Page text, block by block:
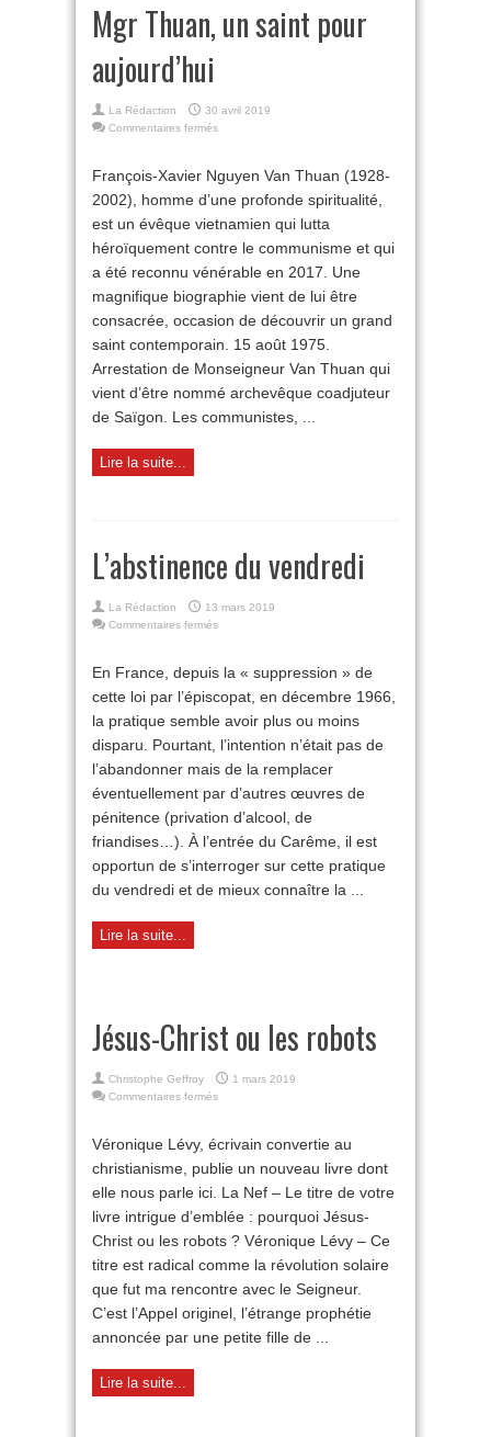
Mgr Thuan, un saint pour
aujourd’hui
La Rédaction
30 avril 2019
Commentaires ferméssur
un
saint
aujourd’hui
François-Xavier Nguyen Van Thuan (1928-
2002), homme d’une profonde spiritualité,
est un évêque vietnamien qui lutta
héroïquement contre le communisme et qui
a été reconnu vénérable en 2017. Une
magnifique biographie vient de lui être
consacrée, occasion de découvrir un grand
saint contemporain. 15 août 1975.
Arrestation de Monseigneur Van Thuan qui
vient d’être nommé archevêque coadjuteur
de Saïgon. Les communistes, ...
Lire la suite...
L’abstinence du vendredi
La Rédaction
13 mars 2019
Commentaires ferméssur
vendredi
En France, depuis la « suppression » de
cette loi par l’épiscopat, en décembre 1966,
la pratique semble avoir plus ou moins
disparu. Pourtant, l’intention n’était pas de
l’abandonner mais de la remplacer
éventuellement par d’autres œuvres de
pénitence (privation d’alcool, de
friandises…). À l’entrée du Carême, il est
opportun de s’interroger sur cette pratique
du vendredi et de mieux connaître la ...
Lire la suite...
Jésus-Christ ou les robots
Christophe Geffroy
1 mars 2019
Commentaires ferméssur
ou
les
Véronique Lévy, écrivain convertie au
christianisme, publie un nouveau livre dont
elle nous parle ici. La Nef – Le titre de votre
livre intrigue d’emblée : pourquoi Jésus-
Christ ou les robots ? Véronique Lévy – Ce
titre est radical comme la révolution solaire
que fut ma rencontre avec le Seigneur.
C’est l’Appel originel, l’étrange prophétie
annoncée par une petite fille de ...
Lire la suite...